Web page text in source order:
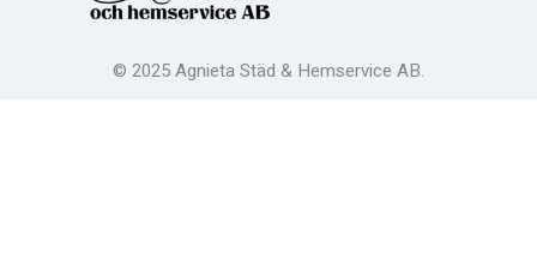
© 2025 Agnieta Städ & Hemservice AB.